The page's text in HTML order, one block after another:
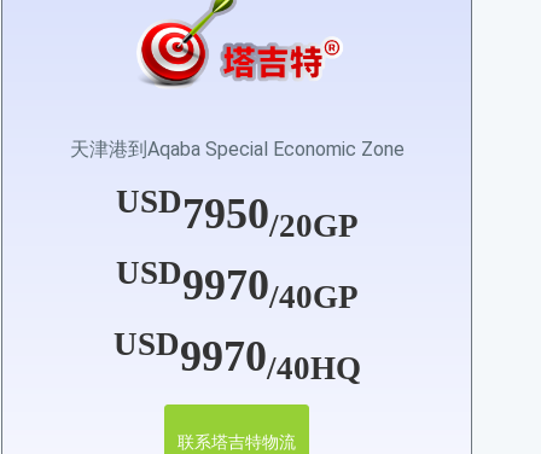
天津港到Aqaba Special Economic Zone
USD7950/20GP
USD9970/40GP
USD9970/40HQ
联系塔吉特物流